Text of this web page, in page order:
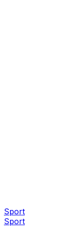
Sport
Sport